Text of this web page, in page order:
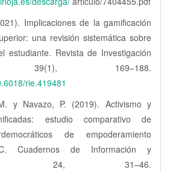
Implicaciones de la gamificación
una revisión sistemática sobre
estudiante. Revista de Investigación
39(1), 169–188.
rie.419481
y Navazo, P. (2019). Activismo y
estudio comparativo de
de empoderamiento
Cuadernos de Información y
24, 31–46.